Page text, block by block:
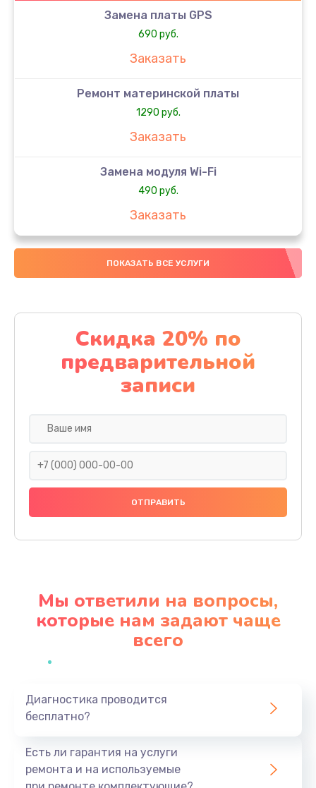
Замена платы GPS
690 руб.
Заказать
Ремонт материнской платы
1290 руб.
Заказать
Замена модуля Wi-Fi
490 руб.
Заказать
Замена микрофона
1600 руб.
Замена аккумулятора
1130 руб.
Заказать
Замена тачскрина
740 руб.
Заказать
Замена мультиконтроллера
Заказать
ПОКАЗАТЬ ВСЕ УСЛУГИ
Скидка 20% по
предварительной
записи
Мы ответили на вопросы,
которые нам задают чаще
всего
Диагностика проводится
бесплатно?
Есть ли гарантия на услуги
ремонта и на используемые